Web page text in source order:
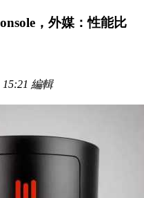
，外媒：性能比
15:21 編輯